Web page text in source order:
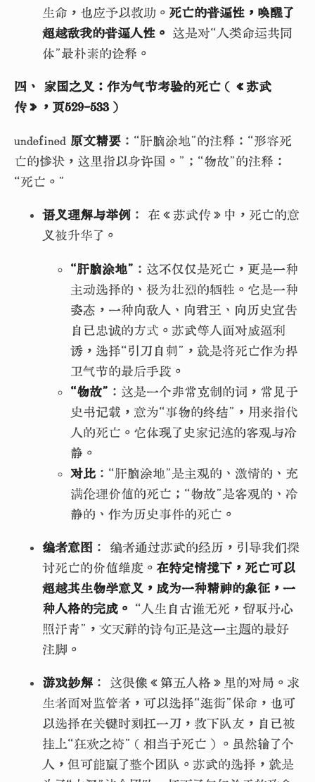
生命，也应予以救助。 死亡的普遍性，唤醒了
超越敌我的普遍人性。
这是对“人类命运共同
体”最朴素的诠释。
四、 家国之义：作为气节考验的死亡（《苏武
传》，页529-533）
undefined 原文精要 ：“肝脑涂地”的注释：“形容死
亡的惨状，这里指以身许国。”；“物故”的注释：
“死亡。”
语义理解与举例 ： 在《苏武传》中，死亡的意
义被升华了。
“肝脑涂地” ：这不仅仅是死亡，更是一种
主动选择的、极为壮烈的牺牲。它是一种
姿态，一种向敌人、向君王、向历史宣告
自己忠诚的方式。苏武等人面对威逼利
诱，选择“引刀自刺”，就是将死亡作为捍
卫气节的最后手段。
“物故” ：这是一个非常克制的词，常见于
史书记载，意为“事物的终结”，用来指代
人的死亡。它体现了史家记述的客观与冷
静。
对比 ：“肝脑涂地”是主观的、激情的、充
满伦理价值的死亡；“物故”是客观的、冷
静的、作为历史事件的死亡。
编者意图 ： 编者通过苏武的经历，引导我们探
讨死亡的价值维度。 在特定情境下，死亡可以
超越其生物学意义，成为一种精神的象征，一
种人格的完成。
“人生自古谁无死，留取丹心
照汗青”，文天祥的诗句正是这一主题的最好
注脚。
游戏妙解 ： 这很像《第五人格》里的对局。求
生者面对监管者，可以选择“逛街”保命，也可
以选择在关键时刻扛一刀，救下队友，自己被
挂上“狂欢之椅”（相当于死亡）。虽然输了个
人，但可能赢了整个团队。苏武的选择，就是